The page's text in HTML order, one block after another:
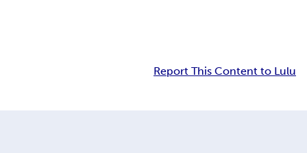
Report This Content to Lulu